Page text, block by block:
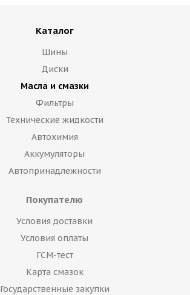
Каталог
Шины
Диски
Масла и смазки
Фильтры
Технические жидкости
Автохимия
Аккумуляторы
Автопринадлежности
Покупателю
Условия доставки
Условия оплаты
ГСМ-тест
Карта смазок
Государственные закупки